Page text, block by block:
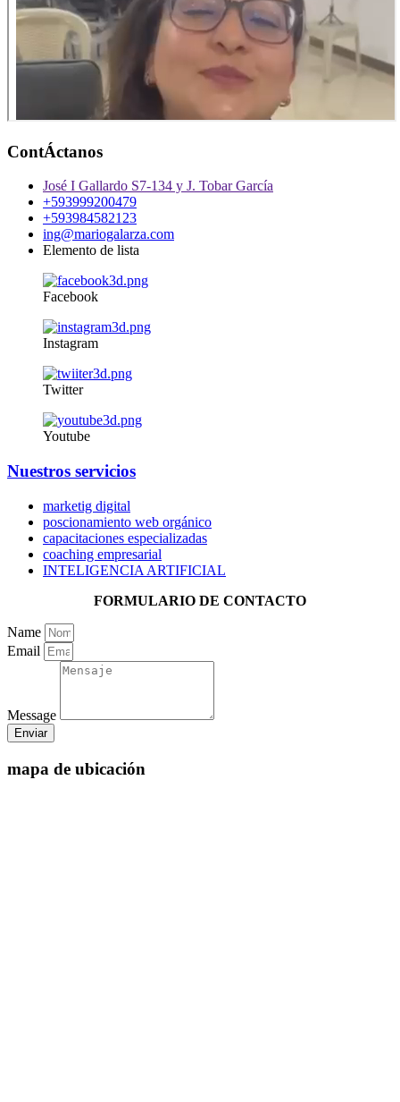
ContÁctanos
José I Gallardo S7-134 y J. Tobar García
+593999200479
+593984582123
ing@mariogalarza.com
Elemento de lista
Facebook
Instagram
Twitter
Youtube
Nuestros servicios
marketig digital
poscionamiento web orgánico
capacitaciones especializadas
coaching empresarial
INTELIGENCIA ARTIFICIAL
FORMULARIO DE CONTACTO
Name
Email
Message
Enviar
mapa de ubicación